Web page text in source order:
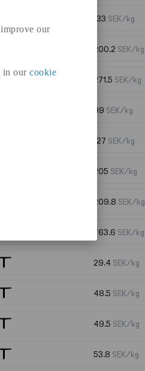
our
in our cookie
133 SEK/kg
200.2 SEK/kg
271.5 SEK/kg
99 SEK/kg
127 SEK/kg
205 SEK/kg
209.8 SEK/kg
763.6 SEK/kg
29.4 SEK/kg
48.5 SEK/kg
49.5 SEK/kg
53.8 SEK/kg